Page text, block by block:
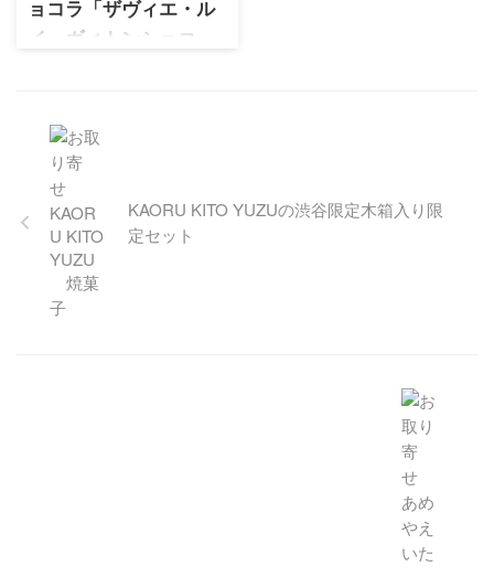
ョコラ「ザヴィエ・ル
イ・ヴィトンショコ
島ロールでおなじみのパティ
スリーモンシェール。バレン
タイン限定のコラボショコラ
として登場したXLVワインを使
用した限定ショコラ「ザヴィ
エ・ルイ・ヴィトンショコ
ラ」
KAORU KITO YUZUの渋谷限定木箱入り限
定セット